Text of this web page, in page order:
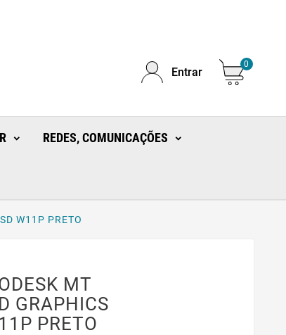
Entrar
0
REDES, COMUNICAÇÕES
W11P PRETO
MT
GRAPHICS
PRETO